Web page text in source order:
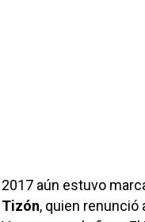
2017 aún estuvo
Tizón, quien renunció